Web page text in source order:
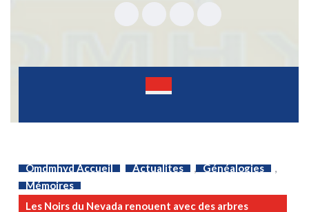
Omdmhyd Accueil Actualites , Généalogies
,
Mémoires
Les Noirs du Nevada renouent avec des arbres